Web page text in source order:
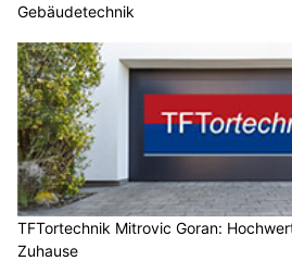
Gebäudetechnik
TFTortechnik Mitrovic Goran:
Zuhause